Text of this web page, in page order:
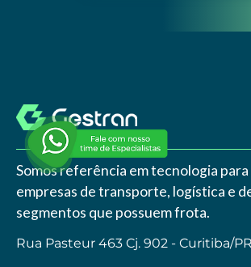
Somos referência em tecnologia
empresas de transporte, logística e
segmentos que possuem frota.
Rua Pasteur 463 Cj. 902 - Curitiba/